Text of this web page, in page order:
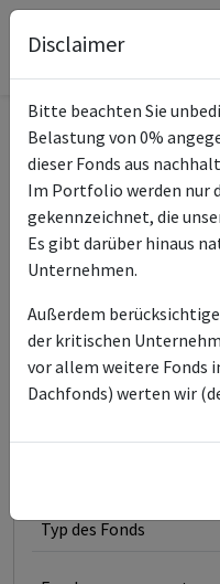
Informationen zum
Name
ISIN des Fonds
ISINs weiterer
Anteilsklassen
Typ des Fonds
Disclaimer
Bitte beachten Sie
Belastung von 0%
dieser Fonds aus
Im Portfolio werden nur
gekennzeichnet, die
Es gibt darüber hinaus
Unternehmen.
Außerdem
der kritischen
vor allem weitere Fonds
Dachfonds) werten wir